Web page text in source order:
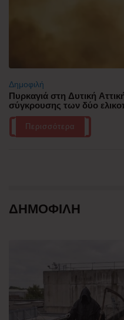
Δημοφιλή
Πυρκαγιά στη Δυτική
σύγκρουσης των δύο
Περισσότερα
ΔΗΜΟΦΙΛΗ